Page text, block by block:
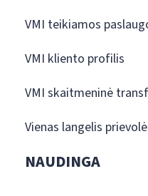
VMI teikiamos
VMI kliento profilis
VMI skaitmeninė
Vienas langelis
NAUDINGA